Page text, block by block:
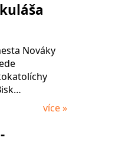
Nováky
více »